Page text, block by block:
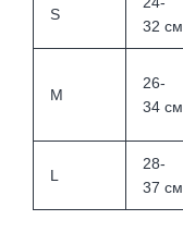
S
32 см
M
26-
34 см
L
28-
37 см